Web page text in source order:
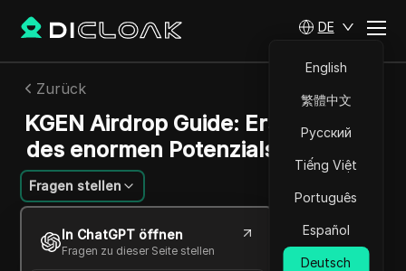
DE
English
繁體中文
Русский
Tiếng Việt
Português
Español
Deutsch
Zurück
KGEN Airdrop Guide: Erschließung
des enormen Potenzials mit Aptos
Fragen stellen
In ChatGPT öffnen
Fragen zu dieser Seite stellen
Ekaterina Ivanova
07 Okt. 2025 2 min lesen